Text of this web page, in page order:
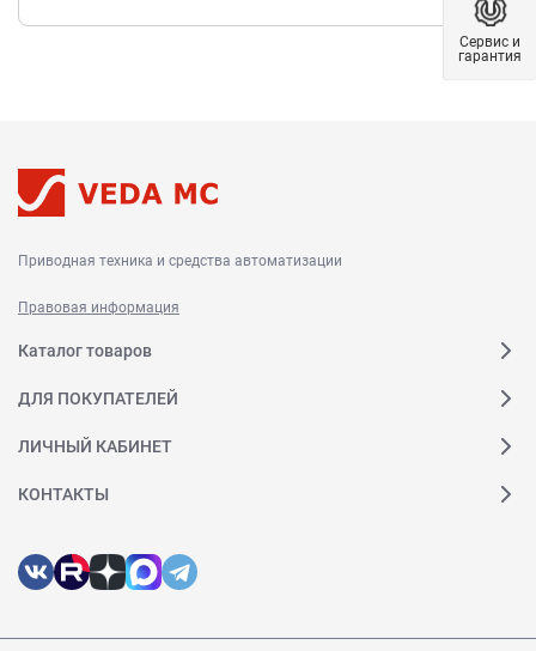
Приводная техника и средства автоматизации
Правовая информация
Каталог товаров
ДЛЯ ПОКУПАТЕЛЕЙ
ЛИЧНЫЙ КАБИНЕТ
КОНТАКТЫ
Сервис и
гарантия